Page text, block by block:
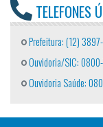
TELEFONES
Prefeitura: (12)
Ouvidoria/SIC:
Ouvidoria Saúde: